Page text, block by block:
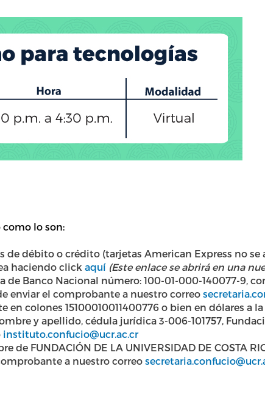
como lo son:
de débito o crédito (tarjetas American Express no se
haciendo click aquí (Este enlace se abrirá en una
de Banco Nacional número: 100-01-000-140077-9,
enviar el comprobante a nuestro correo
en colones 15100010011400776 o bien en dólares a
y apellido, cédula jurídica 3-006-101757,
instituto.confucio@ucr.ac.cr
de FUNDACIÓN DE LA UNIVERSIDAD DE COSTA
a nuestro correo